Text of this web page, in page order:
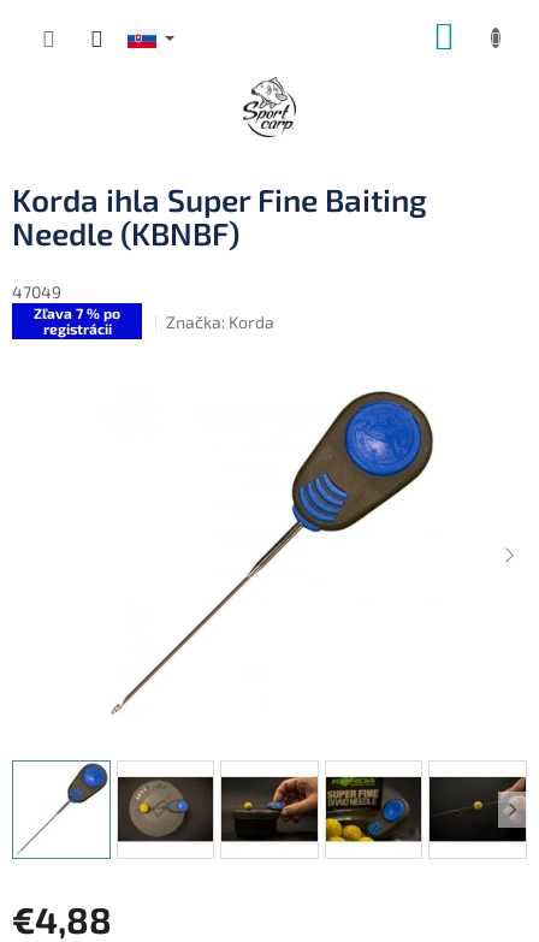
Korda ihla Super Fine Baiting
Needle (KBNBF)
47049
Zľava 7 % po
registrácii
Značka: Korda
€4,88